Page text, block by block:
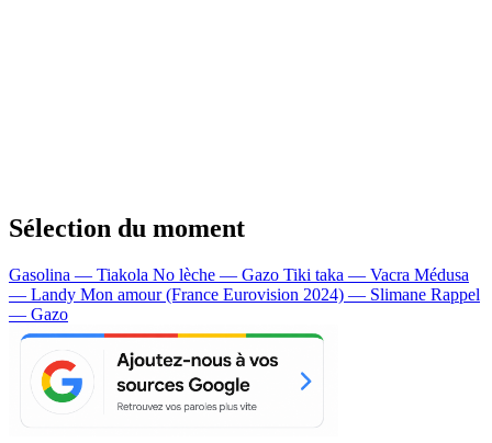
Sélection du moment
Gasolina — Tiakola No lèche — Gazo Tiki taka — Vacra Médusa
— Landy Mon amour (France Eurovision 2024) — Slimane Rappel
— Gazo